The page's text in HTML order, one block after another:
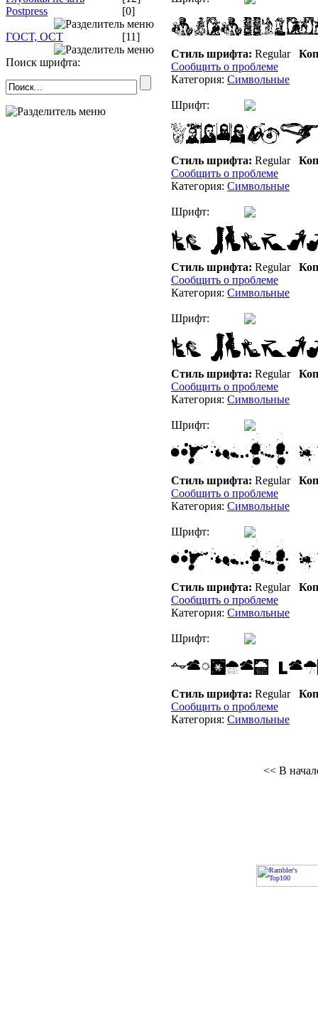
Postpress
[0]
ГОСТ, ОСТ [11]
Поиск шрифта:
Стиль шрифта: Regular
Сообщить о проблеме
Категория: Символьные
Шрифт:
Стиль шрифта: Regular
Сообщить о проблеме
Категория: Символьные
Шрифт:
Стиль шрифта: Regular
Сообщить о проблеме
Категория: Символьные
Шрифт:
Стиль шрифта: Regular
Сообщить о проблеме
Категория: Символьные
Шрифт:
Стиль шрифта: Regular
Сообщить о проблеме
Категория: Символьные
Шрифт:
Стиль шрифта: Regular
Сообщить о проблеме
Категория: Символьные
Шрифт:
Стиль шрифта: Regular
Сообщить о проблеме
Категория: Символьные
<< В